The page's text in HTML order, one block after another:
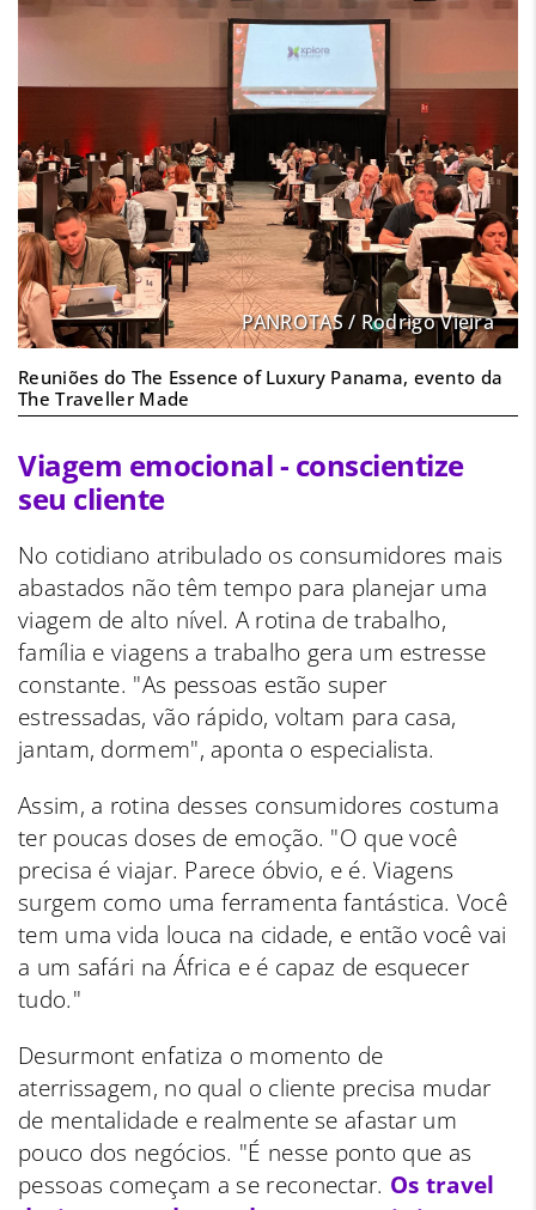
PANROTAS / Rodrigo Vieira
Reuniões do The Essence of Luxury Panama, evento da
The Traveller Made
Viagem emocional - conscientize
seu cliente
No cotidiano atribulado os consumidores mais
abastados não têm tempo para planejar uma
viagem de alto nível. A rotina de trabalho,
família e viagens a trabalho gera um estresse
constante. "As pessoas estão super
estressadas, vão rápido, voltam para casa,
jantam, dormem", aponta o especialista.
Assim, a rotina desses consumidores costuma
ter poucas doses de emoção. "O que você
precisa é viajar. Parece óbvio, e é. Viagens
surgem como uma ferramenta fantástica. Você
tem uma vida louca na cidade, e então você vai
a um safári na África e é capaz de esquecer
tudo."
Desurmont enfatiza o momento de
aterrissagem, no qual o cliente precisa mudar
de mentalidade e realmente se afastar um
pouco dos negócios. "É nesse ponto que as
pessoas começam a se reconectar. Os travel